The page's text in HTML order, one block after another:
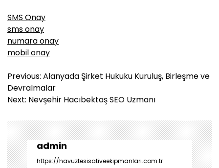
SMS Onay
sms onay
numara onay
mobil onay
Y
a
z
g
e
z
i
Previous: Alanyada Şirket Hukuku Kuruluş, Birleşme ve
Devralmalar
Next: Nevşehir Hacıbektaş SEO Uzmanı
admin
https://havuztesisativeekipmanlari.com.tr